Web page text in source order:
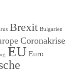
Brexit Bulgarien
Coronakrise
EU Euro